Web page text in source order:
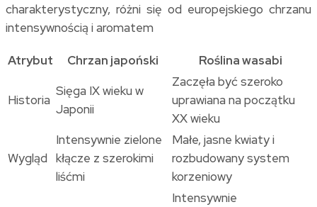
charakterystyczny, różni się od europejskiego chrzanu
intensywnością i aromatem
Atrybut Chrzan japoński Roślina wasabi
Historia
Sięga IX wieku w
Japonii
Zaczęła być szeroko
uprawiana na początku
XX wieku
Wygląd
Intensywnie zielone
kłącze z szerokimi
liśćmi
Małe, jasne kwiaty i
rozbudowany system
korzeniowy
Intensywnie